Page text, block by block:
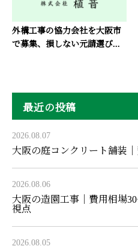
外構工事の協力会社を大阪市
で募集、損しない元請選び...
最近の投稿
2026.08.07
大阪の庭コンクリート舗装
2026.08.06
大阪の造園工事｜費用相場
視点
2026.08.05